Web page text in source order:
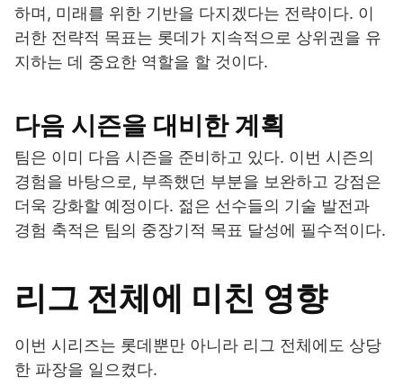
하며, 미래를 위한 기반을 다지겠다는 전략이다. 이
러한 전략적 목표는 롯데가 지속적으로 상위권을 유
지하는 데 중요한 역할을 할 것이다.
다음 시즌을 대비한 계획
팀은 이미 다음 시즌을 준비하고 있다. 이번 시즌의
경험을 바탕으로, 부족했던 부분을 보완하고 강점은
더욱 강화할 예정이다. 젊은 선수들의 기술 발전과
경험 축적은 팀의 중장기적 목표 달성에 필수적이다.
리그 전체에 미친 영향
이번 시리즈는 롯데뿐만 아니라 리그 전체에도 상당
한 파장을 일으켰다.